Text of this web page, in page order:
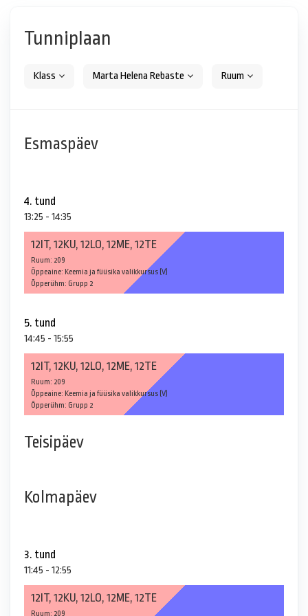
Tunniplaan
Klass Marta Helena Rebaste Ruum
Esmaspäev
4. tund
13:25 - 14:35
12IT, 12KU, 12LO, 12ME, 12TE
Ruum: 209
Õppeaine: Keemia ja füüsika valikkursus (V)
Õpperühm: Grupp 2
5. tund
14:45 - 15:55
12IT, 12KU, 12LO, 12ME, 12TE
Ruum: 209
Õppeaine: Keemia ja füüsika valikkursus (V)
Õpperühm: Grupp 2
Teisipäev
Kolmapäev
3. tund
11:45 - 12:55
12IT, 12KU, 12LO, 12ME, 12TE
Ruum: 209